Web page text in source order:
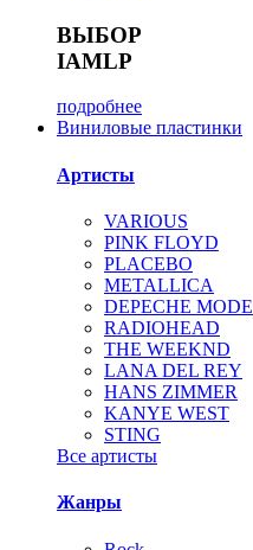
ВЫБОР
IAMLP
подробнее
Виниловые пластинки
Артисты
VARIOUS
PINK FLOYD
PLACEBO
METALLICA
DEPECHE MODE
RADIOHEAD
THE WEEKND
LANA DEL REY
HANS ZIMMER
KANYE WEST
STING
Все артисты
Жанры